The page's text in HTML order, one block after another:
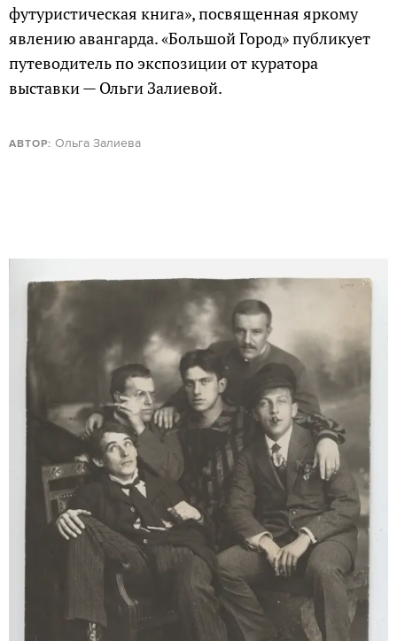
футуристическая книга», посвященная яркому
явлению авангарда. «Большой Город» публикует
путеводитель по экспозиции от куратора
выставки — Ольги Залиевой.
АВТОР: Ольга Залиева